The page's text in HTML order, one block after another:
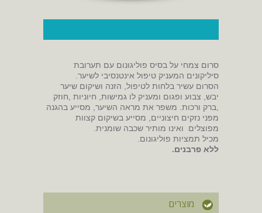
סרום צמחי על בסיס פוליגונום עם תערובת
סיליקונים המעניק טיפול אינטנסיבי לשיער.
הסרום עשיר בלחות לטיפול, הזנה ושיקום שיער
יבש, צבוע ופגום ומעניק לו גמישות, חיוניות ,חוזק
,ברק ורכות. משפר את מראה השיער, מסייע בהגנה
מפני נזקים חיצוניים, מסייע בשיקום קצוות
מפוצלים ואינו מותיר שכבה שומנית.
מכיל תמציות פוליגונום.
ללא פרבנים.
מוצרים